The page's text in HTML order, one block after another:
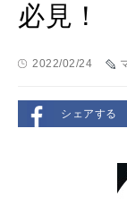
必見！
2022/02/24
シェアする